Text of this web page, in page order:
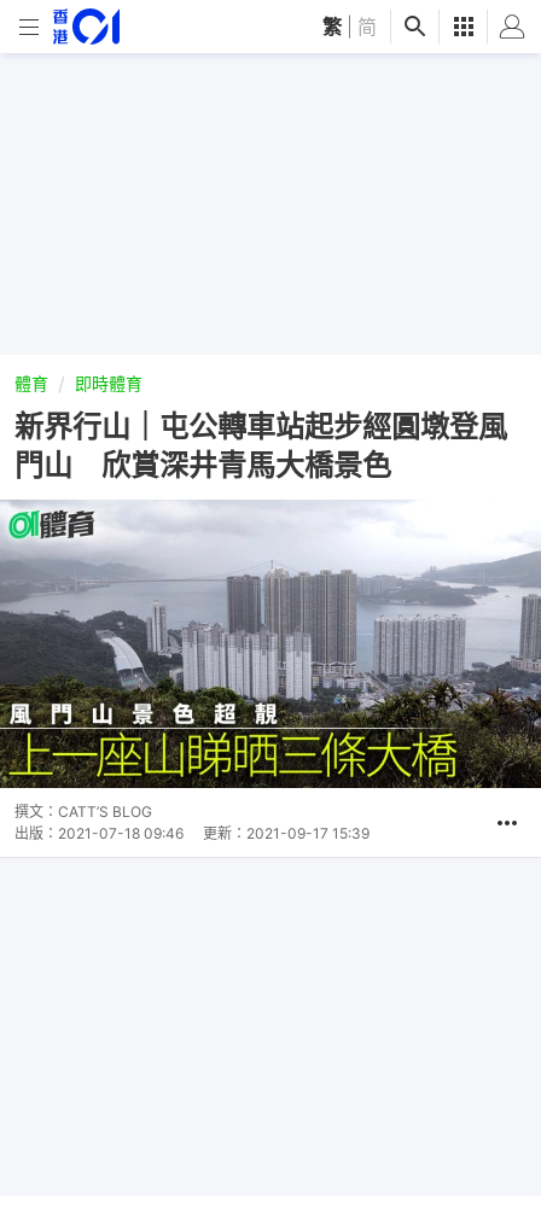
繁 简
體育 即時體育
新界行山｜屯公轉車站起步經圓墩登風
門山 欣賞深井青馬大橋景色
撰文： CATT’S BLOG
出版： 2021-07-18 09:46 更新： 2021-09-17 15:39